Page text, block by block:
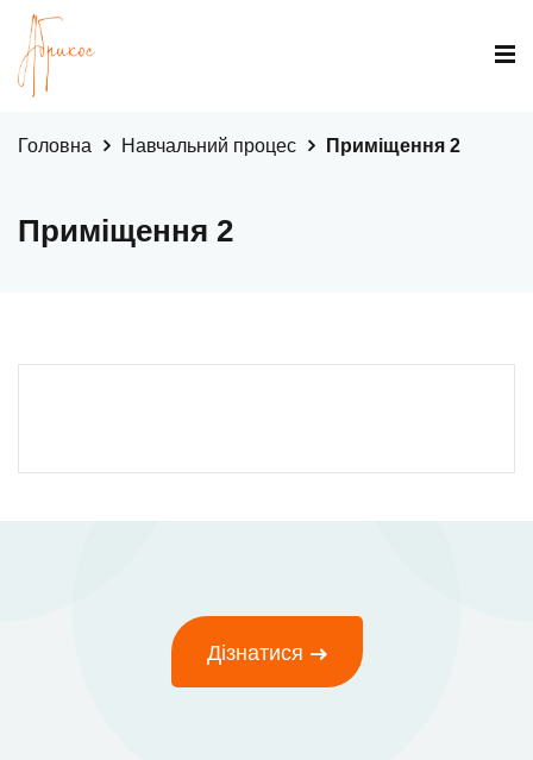
Головна Навчальний процес Приміщення 2
Приміщення 2
Дізнатися